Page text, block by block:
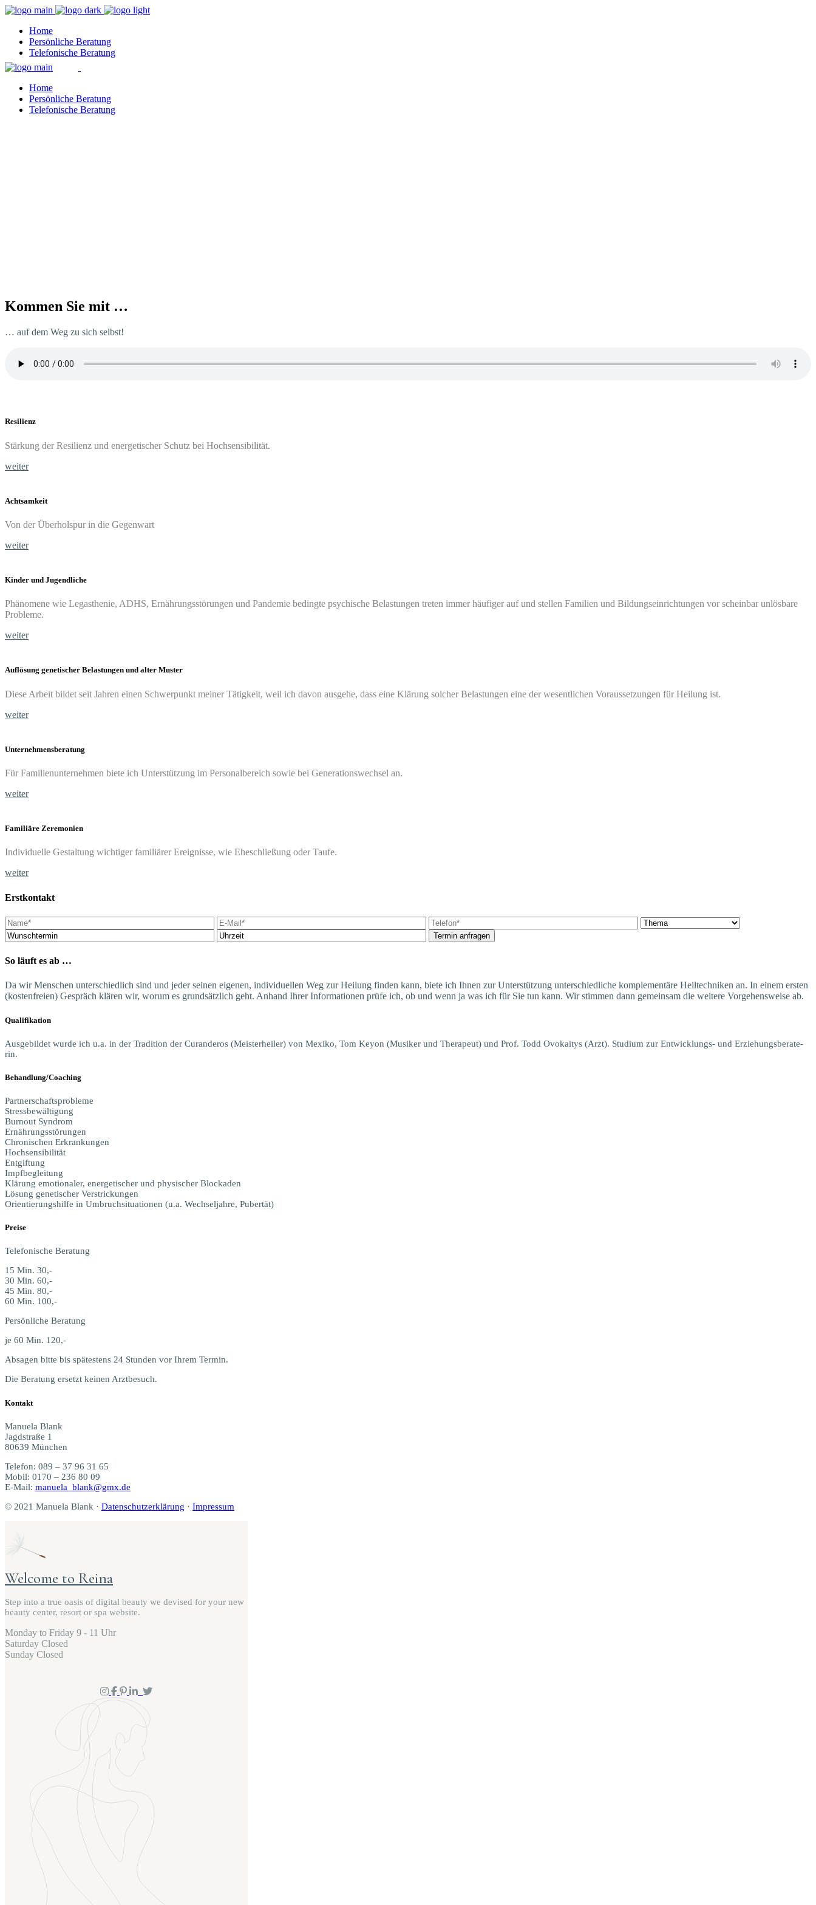
Home
Per­sön­li­che Beratung
Tele­fo­ni­sche Beratung
Home
Per­sön­li­che Beratung
Tele­fo­ni­sche Beratung
Kom­men Sie mit …
… auf dem Weg zu sich selbst!
Resi­li­enz
Stär­kung der Resi­li­enz und ener­ge­ti­scher Schutz bei Hochsensibilität.
wei­ter
Acht­sam­keit
Von der Über­hol­spur in die Gegenwart
wei­ter
Kin­der und Jugendliche
Phä­no­me­ne wie Leg­asthe­nie, ADHS, Ernäh­rungs­stö­run­gen und Pan­de­mie beding­te psy­chi­sche Belas­tun­gen tre­ten immer häu­fi­ger auf und stel­len Fami­li­en und Bil­dungs­ein­rich­tun­gen vor schein­bar unlös­ba­re
Probleme.
wei­ter
Auf­lö­sung gene­ti­scher Belas­tun­gen und alter Muster
Die­se Arbeit bil­det seit Jah­ren einen Schwer­punkt mei­ner Tätig­keit, weil ich davon aus­ge­he, dass eine Klä­rung sol­cher Belas­tun­gen eine der wesent­li­chen Vor­aus­set­zun­gen für Hei­lung ist.
wei­ter
Unter­neh­mens­be­ra­tung
Für Fami­li­en­un­ter­neh­men bie­te ich Unter­stüt­zung im Per­so­nal­be­reich sowie bei Gene­ra­ti­ons­wech­sel an.
wei­ter
Fami­liä­re Zeremonien
Indi­vi­du­el­le Gestal­tung wich­ti­ger fami­liä­rer Ereig­nis­se, wie Ehe­schlie­ßung oder Taufe.
wei­ter
Erstkontakt
Termin anfragen
So läuft es ab …
Da wir Men­schen unter­schied­lich sind und jeder sei­nen eige­nen, indi­vi­du­el­len Weg zur Hei­lung fin­den kann, bie­te ich Ihnen zur Unter­stüt­zung unter­schied­li­che kom­ple­men­tä­re Heil­tech­ni­ken an. In einem ers­ten
(kos­ten­frei­en) Gespräch klä­ren wir, wor­um es grund­sätz­lich geht. Anhand Ihrer Infor­ma­tio­nen prü­fe ich, ob und wenn ja was ich für Sie tun kann. Wir stim­men dann gemein­sam die wei­te­re Vor­ge­hens­wei­se ab.
Qua­li­fi­ka­ti­on
Aus­ge­bil­det wur­de ich u.a. in der Tra­di­ti­on der Curand­e­ros (Meis­ter­hei­ler) von Mexi­ko, Tom Key­on (Musi­ker und The­ra­peut) und Prof. Todd Ovo­ka­i­tys (Arzt). Stu­di­um zur Ent­wick­lungs- und Erzie­hungs­be­ra­te­
rin.
Behandlung/Coaching
Part­ner­schafts­pro­ble­me
Stressbewältigung
Burn­out Syndrom
Ernährungsstörungen
Chro­ni­schen Erkrankungen
Hochsensibilität
Entgiftung
Impfbegleitung
Klä­rung emo­tio­na­ler, ener­ge­ti­scher und phy­si­scher Blockaden
Lösung gene­ti­scher Verstrickungen
Ori­en­tie­rungs­hil­fe in Umbruch­si­tua­tio­nen (u.a. Wech­sel­jah­re, Pubertät)
Prei­se
Tele­fo­ni­sche Beratung
15 Min. 30,-
30 Min. 60,-
45 Min. 80,-
60 Min. 100,-
Per­sön­li­che Beratung
je 60 Min. 120,-
Absa­gen bit­te bis spä­tes­tens 24 Stun­den vor Ihrem Termin.
Die Bera­tung ersetzt kei­nen Arztbesuch.
Kon­takt
Manue­la Blank
Jagd­stra­ße 1
80639 München
Tele­fon: 089 – 37 96 31 65
Mobil: 0170 – 236 80 09
E-Mail: manuela_blank@gmx.de
© 2021 Manue­la Blank · Daten­schutz­er­klä­rung · Impres­sum
Wel­co­me to Reina
Step into a true oasis of digi­tal beau­ty we devi­sed for your new
beau­ty cen­ter, resort or spa website.
Mon­day to Friday 9 - 11 Uhr
Satur­day Clo­sed
Sun­day Clo­sed